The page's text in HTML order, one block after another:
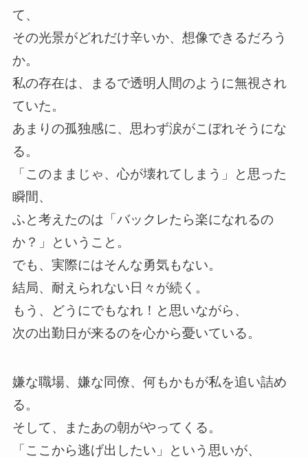
て、
その光景がどれだけ辛いか、想像できるだろう
か。
私の存在は、まるで透明人間のように無視され
ていた。
あまりの孤独感に、思わず涙がこぼれそうにな
る。
「このままじゃ、心が壊れてしまう」と思った
瞬間、
ふと考えたのは「バックレたら楽になれるの
か？」ということ。
でも、実際にはそんな勇気もない。
結局、耐えられない日々が続く。
もう、どうにでもなれ！と思いながら、
次の出勤日が来るのを心から憂いている。
嫌な職場、嫌な同僚、何もかもが私を追い詰め
る。
そして、またあの朝がやってくる。
「ここから逃げ出したい」という思いが、